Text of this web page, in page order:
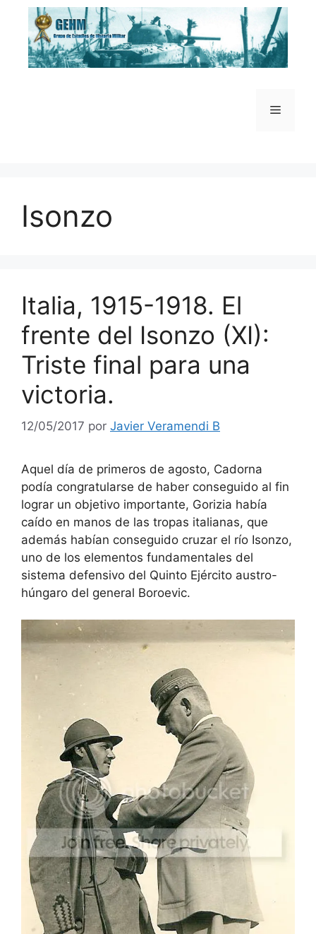
Saltar
contenido
Menú
Isonzo
Italia, 1915-1918. El
frente del Isonzo (XI):
Triste final para una
victoria.
12/05/2017 por Javier Veramendi B
Aquel día de primeros de agosto, Cadorna
podía congratularse de haber conseguido al fin
lograr un objetivo importante, Gorizia había
caído en manos de las tropas italianas, que
además habían conseguido cruzar el río Isonzo,
uno de los elementos fundamentales del
sistema defensivo del Quinto Ejército austro-
húngaro del general Boroevic.